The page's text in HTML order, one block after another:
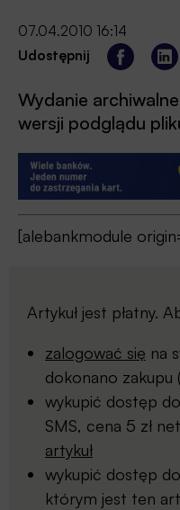
07.04.2010 16:14
Udostępnij
Wydanie
wersji podglądu
[alebankmodule
Artykuł jest płatny.
zalogować się na
dokonano zakupu
wykupić dostęp
SMS, cena 5 zł
artykuł
wykupić dostęp
którym jest ten